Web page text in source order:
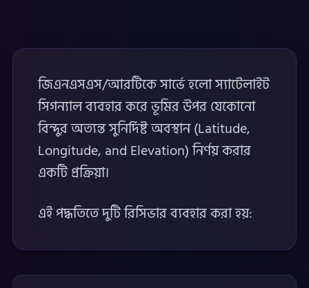
জিএনএসএস/আরটিকে সার্ভে হলো স্যাটেলাইট
সিগন্যাল ব্যবহার করে ভূমির উপর যেকোনো
বিন্দুর অত্যন্ত সুনির্দিষ্ট অবস্থান (Latitude,
Longitude, and Elevation) নির্ণয় করার
একটি প্রক্রিয়া।
এই পদ্ধতিতে দুটি রিসিভার ব্যবহার করা হয়: